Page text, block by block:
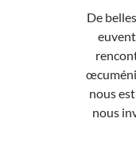
De
nous
nous